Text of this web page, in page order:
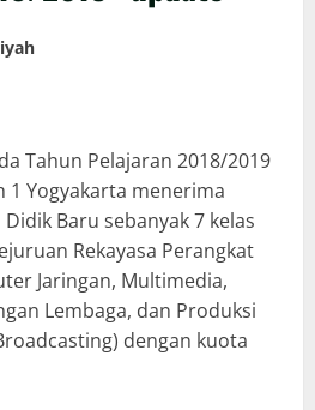
Tahun Pelajaran 2018/2019
1 Yogyakarta menerima
Baru sebanyak 7 kelas
Rekayasa Perangkat
Jaringan, Multimedia,
Lembaga, dan Produksi
dengan kuota